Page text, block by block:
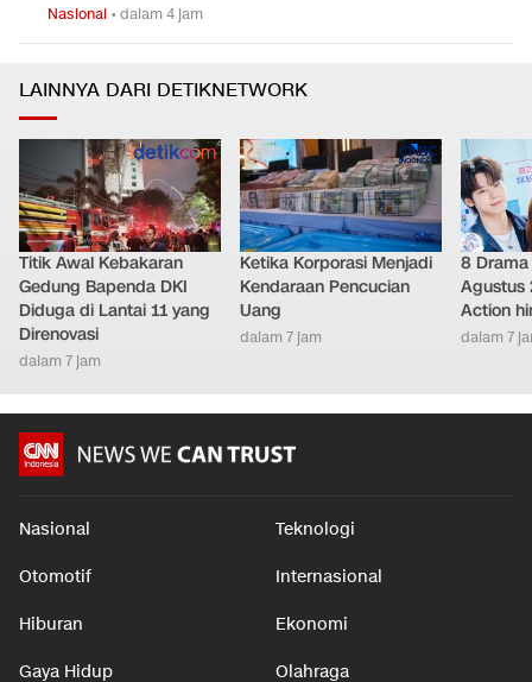
Nasional •dalam 4 jam
LAINNYA DARI DETIKNETWORK
Titik Awal Kebakaran
Gedung Bapenda DKI
Diduga di Lantai 11 yang
Direnovasi
dalam 7 jam
Ketika Korporasi Menjadi
Kendaraan Pencucian
Uang
dalam 7 jam
8 Drama
Agustus
Action
dalam 7
Nasional Teknologi
Otomotif Internasional
Hiburan Ekonomi
Gaya Hidup Olahraga